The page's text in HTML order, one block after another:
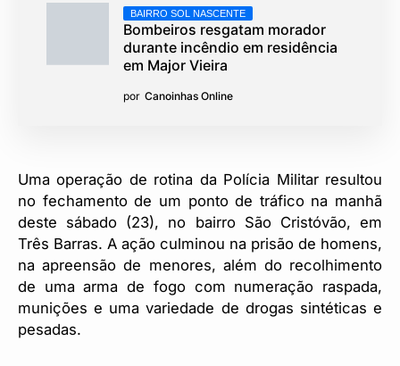
BAIRRO SOL NASCENTE
Bombeiros resgatam morador
durante incêndio em residência
em Major Vieira
por Canoinhas Online
Uma operação de rotina da Polícia Militar resultou
no fechamento de um ponto de tráfico na manhã
deste sábado (23), no bairro São Cristóvão, em
Três Barras. A ação culminou na prisão de homens,
na apreensão de menores, além do recolhimento
de uma arma de fogo com numeração raspada,
munições e uma variedade de drogas sintéticas e
pesadas.